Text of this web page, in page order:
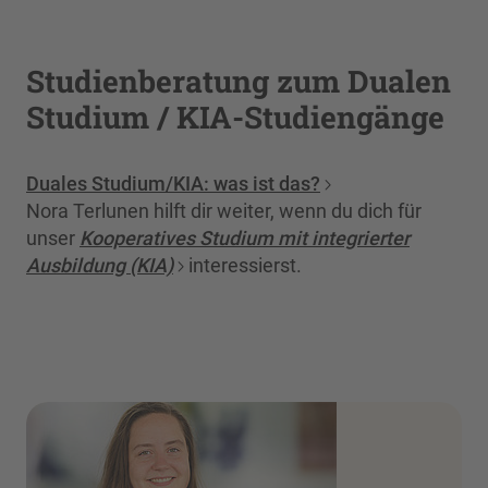
Studienberatung zum Dualen
Studium / KIA-Studiengänge
Duales Studium/KIA: was ist das?
Nora Terlunen hilft dir weiter, wenn du dich für
unser Kooperatives Studium mit integrierter
Ausbildung (KIA)
interessierst.